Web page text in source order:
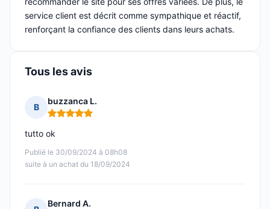
service client est décrit comme sympathique et réactif,
renforçant la confiance des clients dans leurs achats.
Tous les avis
B
buzzanca L.
Note : 5 sur 5
Publié le 30/09/2024 à 08h08
suite à un achat du 18/09/2024
tutto ok
Bernard A.